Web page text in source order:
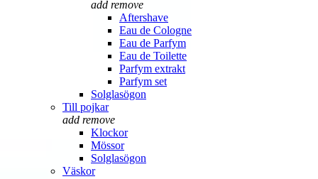
add remove
Aftershave
Eau de Cologne
Eau de Parfym
Eau de Toilette
Parfym extrakt
Parfym set
Solglasögon
Till pojkar
add remove
Klockor
Mössor
Solglasögon
Väskor